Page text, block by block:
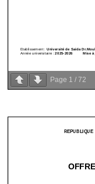
Page 1 / 72